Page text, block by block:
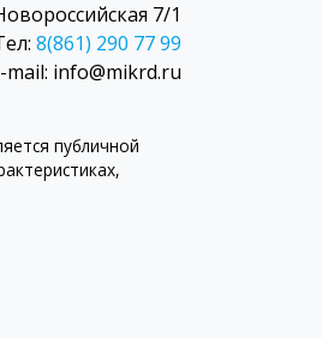
7/1
8(861) 290 77 99
mail: info@mikrd.ru
публичной